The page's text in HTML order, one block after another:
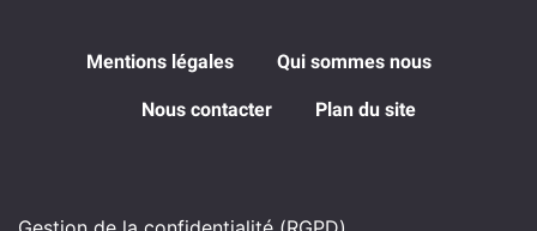
Mentions légales Qui sommes nous
Nous contacter Plan du site